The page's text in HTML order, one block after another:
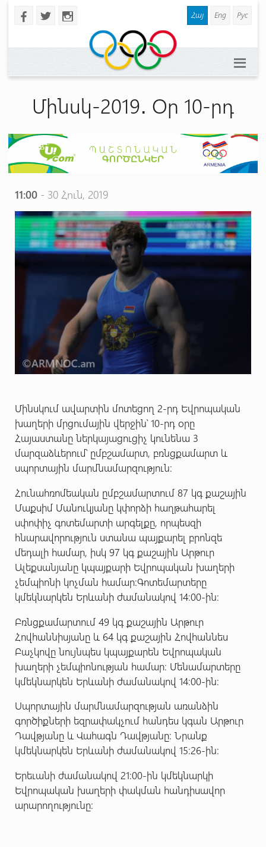
b a x Հայ Eng Рус
Մինսկ-2019․ Օր 10-րդ
11:00- 30 Հուն, 2019
Մինսկում ավարտին մոտեցող 2-րդ Եվրոպական
խաղերի մրցումային վերջին՝ 10-րդ օրը
Հայաստանը ներկայացուցիչ կունենա 3
մարզաձևերում՝ ըմբշամարտ, բռնցքամարտ և
սպորտային մարմնամարզություն։
Հունահռոմեական ըմբշամարտում 87 կգ քաշային
Մաքսիմ Մանուկյանը կփորձի հաղթահարել
սփոփիչ գոտեմարտի արգելքը, որպեսզի
հնարավորություն ստանա պայքարել բրոնզե
մեդալի համար, իսկ 97 կգ քաշային Արթուր
Ալեքսանյանը կպայքարի Եվրոպական խաղերի
չեմպիոնի կոչման համար։Գոտեմարտերը
կմեկնարկեն Երևանի ժամանակով 14։00-ին։
Բռնցքամարտում 49 կգ քաշային Արթուր
Հովհաննիսյանը և 64 կգ քաշային Հովհաննես
Բաչկովը նույնպես կպայքարեն Եվրոպական
խաղերի չեմպիոնության համար։ Մենամարտերը
կմեկնարկեն Երևանի ժամանակով 14։00-ին։
Սպորտային մարմնամարզության առանձին
գործիքների եզրափակչում հանդես կգան Արթուր
Դավթյանը և Վահագն Դավթյանը։ Նրանք
կմեկնարկեն Երևանի ժամանակով 15։26-ին։
Երեւանի ժամանակով 21:00-ին կմեկնարկի
Եվրոպական խաղերի փակման հանդիսավոր
արարողությունը: